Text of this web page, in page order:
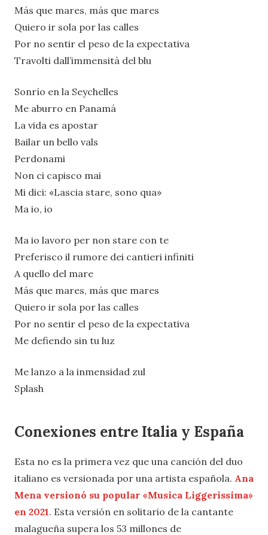
Más que mares, más que mares
Quiero ir sola por las calles
Por no sentir el peso de la expectativa
Travolti dall’immensità del blu
Sonrío en la Seychelles
Me aburro en Panamá
La vida es apostar
Bailar un bello vals
Perdonami
Non ci capisco mai
Mi dici: «Lascia stare, sono qua»
Ma io, io
Ma io lavoro per non stare con te
Preferisco il rumore dei cantieri infiniti
A quello del mare
Más que mares, más que mares
Quiero ir sola por las calles
Por no sentir el peso de la expectativa
Me defiendo sin tu luz
Me lanzo a la inmensidad zul
Splash
Conexiones entre Italia y España
Esta no es la primera vez que una canción del duo
italiano es versionada por una artista española. Ana
Mena versionó su popular «Musica Liggerissima»
en 2021. Esta versión en solitario de la cantante
malagueña supera los 53 millones de